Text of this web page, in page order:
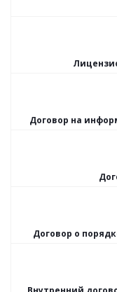
Договор на
Договор о